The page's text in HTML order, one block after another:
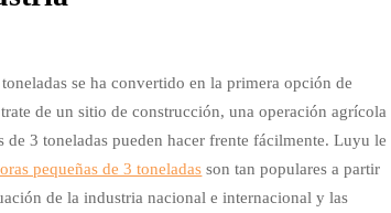
se ha convertido en la primera opción de
de un sitio de construcción, una operación agrícola
3 toneladas pueden hacer frente fácilmente. Luyu le
pequeñas de 3 toneladas son tan populares a partir
de la industria nacional e internacional y las